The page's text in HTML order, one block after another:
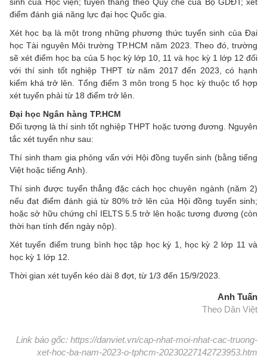
điểm đánh giá năng lực đại học Quốc gia.
Xét học bạ là một trong những phương thức tuyển sinh của Đại
học Tài nguyên Môi trường TP.HCM năm 2023. Theo đó, trường
sẽ xét điểm học bạ của 5 học kỳ lớp 10, 11 và học kỳ 1 lớp 12 đối
với thí sinh tốt nghiệp THPT từ năm 2017 đến 2023, có hạnh
kiểm khá trở lên. Tổng điểm 3 môn trong 5 học kỳ thuộc tổ hợp
xét tuyển phải từ 18 điểm trở lên.
Đại học Ngân hàng TP.HCM
Đối tượng là thí sinh tốt nghiệp THPT hoặc tương đương. Nguyên
tắc xét tuyển như sau:
Thí sinh tham gia phỏng vấn với Hội đồng tuyển sinh (bằng tiếng
Việt hoặc tiếng Anh).
Thí sinh được tuyển thẳng đặc cách học chuyên ngành (năm 2)
nếu đạt điểm đánh giá từ 80% trở lên của Hội đồng tuyển sinh;
hoặc sở hữu chứng chỉ IELTS 5.5 trở lên hoặc tương đương (còn
thời hạn tính đến ngày nộp).
Xét tuyển điểm trung bình học tập học kỳ 1, học kỳ 2 lớp 11 và
học kỳ 1 lớp 12.
Thời gian xét tuyển kéo dài 8 đợt, từ 1/3 đến 15/9/2023.
Anh Tuấn
Theo Dân Việt
Link báo gốc: https://danviet.vn/cap-nhat-moi-nhat-cac-truong-
xet-hoc-ba-nam-2023-o-tphcm-20230227142723953.htm